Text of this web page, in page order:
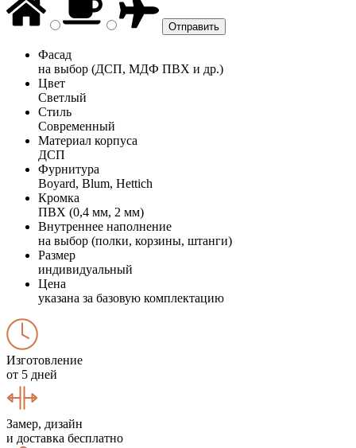
Фасад
на выбор (ДСП, МДФ ПВХ и др.)
Цвет
Светлый
Стиль
Современный
Материал корпуса
ДСП
Фурнитура
Boyard, Blum, Hettich
Кромка
ПВХ (0,4 мм, 2 мм)
Внутреннее наполнение
на выбор (полки, корзины, штанги)
Размер
индивидуальный
Цена
указана за базовую комплектацию
Изготовление
от 5 дней
Замер, дизайн
и доставка бесплатно